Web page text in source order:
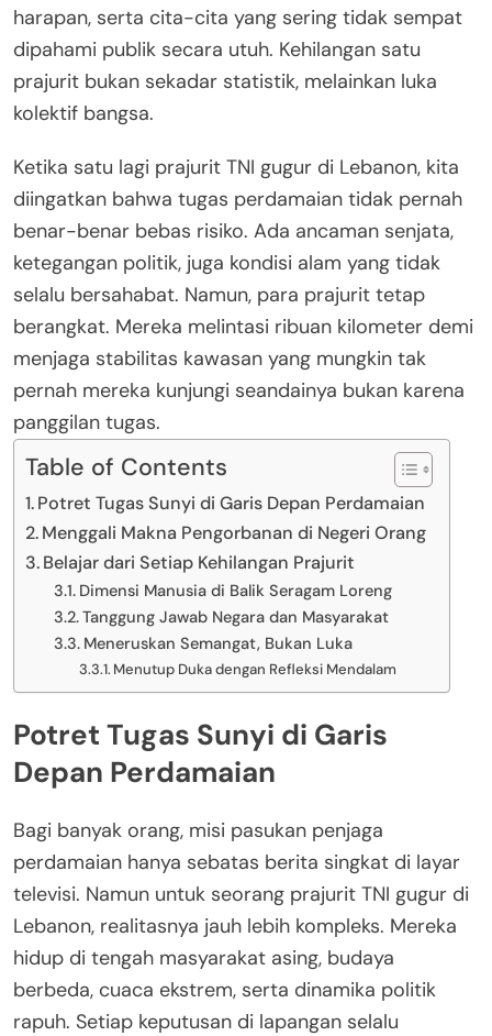
harapan, serta cita-cita yang sering tidak sempat
dipahami publik secara utuh. Kehilangan satu
prajurit bukan sekadar statistik, melainkan luka
kolektif bangsa.
Ketika satu lagi prajurit TNI gugur di Lebanon, kita
diingatkan bahwa tugas perdamaian tidak pernah
benar-benar bebas risiko. Ada ancaman senjata,
ketegangan politik, juga kondisi alam yang tidak
selalu bersahabat. Namun, para prajurit tetap
berangkat. Mereka melintasi ribuan kilometer demi
menjaga stabilitas kawasan yang mungkin tak
pernah mereka kunjungi seandainya bukan karena
panggilan tugas.
Table of Contents
Potret Tugas Sunyi di Garis Depan Perdamaian
Menggali Makna Pengorbanan di Negeri Orang
Belajar dari Setiap Kehilangan Prajurit
Dimensi Manusia di Balik Seragam Loreng
Tanggung Jawab Negara dan Masyarakat
Meneruskan Semangat, Bukan Luka
Menutup Duka dengan Refleksi Mendalam
Potret Tugas Sunyi di Garis
Depan Perdamaian
Bagi banyak orang, misi pasukan penjaga
perdamaian hanya sebatas berita singkat di layar
televisi. Namun untuk seorang prajurit TNI gugur di
Lebanon, realitasnya jauh lebih kompleks. Mereka
hidup di tengah masyarakat asing, budaya
berbeda, cuaca ekstrem, serta dinamika politik
rapuh. Setiap keputusan di lapangan selalu